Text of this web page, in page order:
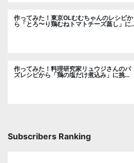
作ってみた！東京OLむむちゃんのレシピか
ら「とろ〜り鶏むねトマトチーズ蒸し」に
作ってみた！料理研究家リュウジさんのバ
ズレシピから「鶏の塩だけ煮込み」に挑
Subscribers Ranking